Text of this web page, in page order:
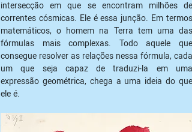
intersecção em que se encontram milhões de
correntes cósmicas. Ele é essa junção. Em termos
matemáticos, o homem na Terra tem uma das
fórmulas mais complexas. Todo aquele que
consegue resolver as relações nessa fórmula, cada
um que seja capaz de traduzi-la em uma
expressão geométrica, chega a uma ideia do que
ele é.